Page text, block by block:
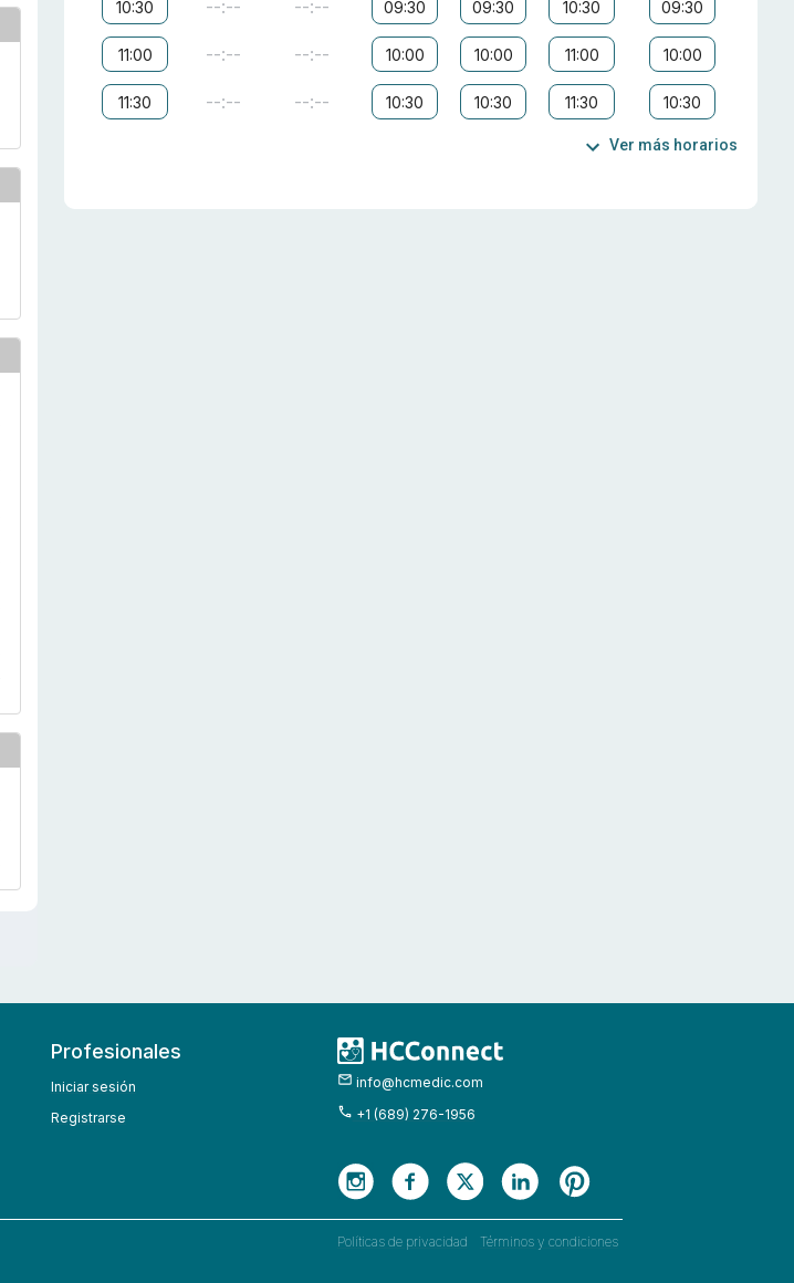
10:30
11:00
11:30
--:--
--:--
--:--
--:--
--:--
--:--
09:30
10:00
10:30
09:30
10:00
10:30
10:30
11:00
11:30
09:30
10:00
10:30
Ver más horarios
Profesionales
Iniciar sesión
Registrarse
info@hcmedic.com
+1 (689) 276-1956
Políticas de privacidad Términos y condiciones